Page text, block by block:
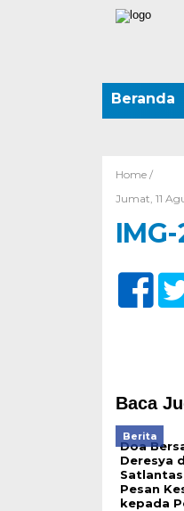
Beranda
Home /
Jumat, 11
Baca
Berita
Doa
Deresya
Pesan
kepada